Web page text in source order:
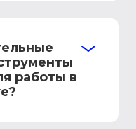
работы в